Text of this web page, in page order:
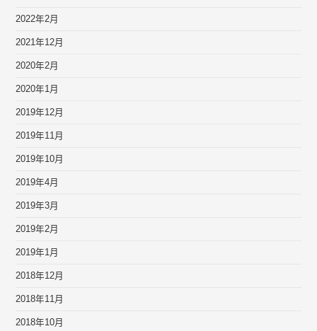
2022年2月
2021年12月
2020年2月
2020年1月
2019年12月
2019年11月
2019年10月
2019年4月
2019年3月
2019年2月
2019年1月
2018年12月
2018年11月
2018年10月